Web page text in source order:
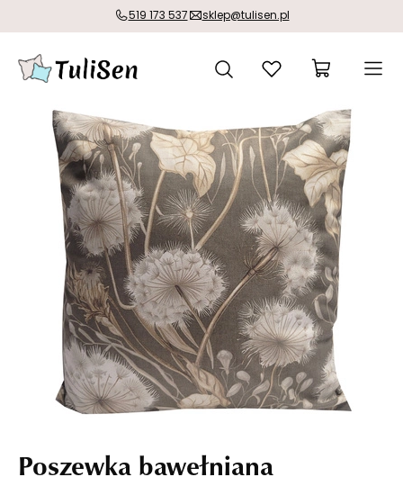
519 173 537 sklep@tulisen.pl
Poszewka bawełniana